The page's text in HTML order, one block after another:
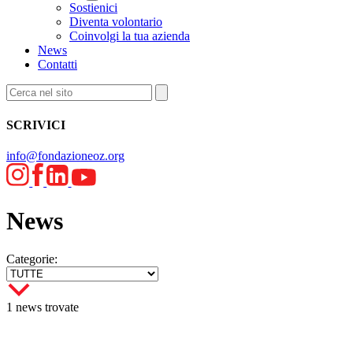
Sostienici
Diventa volontario
Coinvolgi la tua azienda
News
Contatti
SCRIVICI
info@fondazioneoz.org
News
Categorie:
1 news trovate